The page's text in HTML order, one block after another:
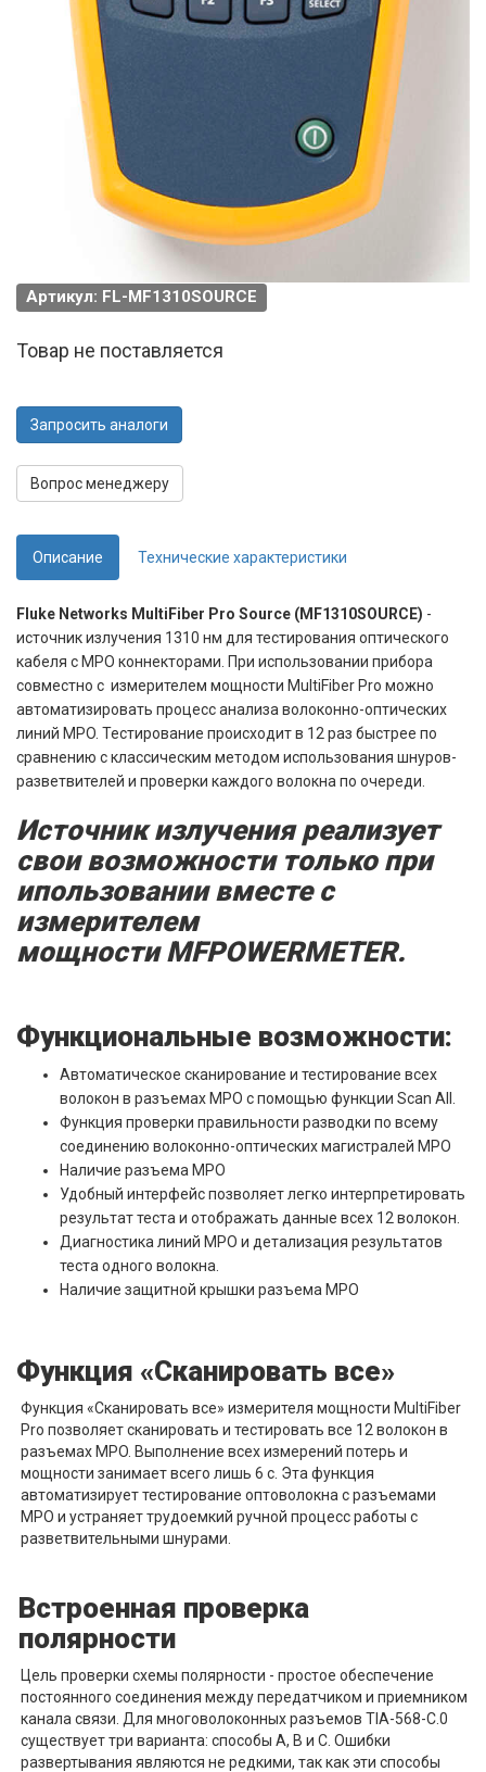
Артикул: FL-MF1310SOURCE
Товар не поставляется
Запросить аналоги
Вопрос менеджеру
Описание Технические характеристики
Fluke Networks MultiFiber Pro Source (MF1310SOURCE) -
источник излучения 1310 нм для тестирования оптического
кабеля с MPO коннекторами. При использовании прибора
совместно с измерителем мощности MultiFiber Pro можно
автоматизировать процесс анализа волоконно-оптических
линий MPO. Тестирование происходит в 12 раз быстрее по
сравнению с классическим методом использования шнуров-
разветвителей и проверки каждого волокна по очереди.
Источник излучения реализует
свои возможности только при
ипользовании вместе с
измерителем
мощности MFPOWERMETER.
Функциональные возможности:
Автоматическое сканирование и тестирование всех
волокон в разъемах MPO с помощью функции Scan All.
Функция проверки правильности разводки по всему
соединению волоконно-оптических магистралей MPO
Наличие разъема MPO
Удобный интерфейс позволяет легко интерпретировать
результат теста и отображать данные всех 12 волокон.
Диагностика линий MPO и детализация результатов
теста одного волокна.
Наличие защитной крышки разъема MPO
Функция «Сканировать все»
Функция «Сканировать все» измерителя мощности MultiFiber
Pro позволяет сканировать и тестировать все 12 волокон в
разъемах MPO. Выполнение всех измерений потерь и
мощности занимает всего лишь 6 с. Эта функция
автоматизирует тестирование оптоволокна с разъемами
MPO и устраняет трудоемкий ручной процесс работы с
разветвительными шнурами.
Встроенная проверка
полярности
Цель проверки схемы полярности - простое обеспечение
постоянного соединения между передатчиком и приемником
канала связи. Для многоволоконных разъемов TIA-568-C.0
существует три варианта: способы А, В и С. Ошибки
развертывания являются не редкими, так как эти способы